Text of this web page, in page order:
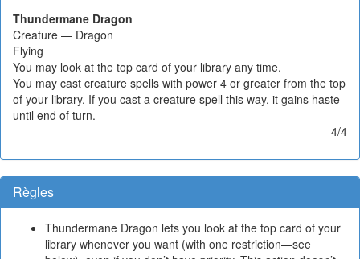
Thundermane Dragon
Creature — Dragon
Flying
You may look at the top card of your library any time.
You may cast creature spells with power 4 or greater from the top
of your library. If you cast a creature spell this way, it gains haste
until end of turn.
4/4
Règles
Thundermane Dragon lets you look at the top card of your
library whenever you want (with one restriction—see